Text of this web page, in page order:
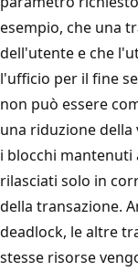
esempio, che una
dell'utente e che
l'ufficio per il fine
non può essere
una riduzione
i blocchi mantenuti
rilasciati solo in
della transazione.
deadlock, le altre
stesse risorse